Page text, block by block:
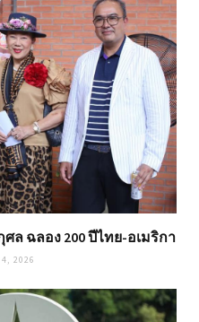
ศล ฉลอง 200 ปีไทย-อเมริกา
4, 2026